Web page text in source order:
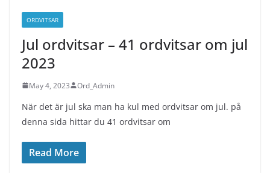
ORDVITSAR
Jul ordvitsar – 41 ordvitsar om jul
2023
May 4, 2023 Ord_Admin
När det är jul ska man ha kul med ordvitsar om jul. på
denna sida hittar du 41 ordvitsar om
Read More